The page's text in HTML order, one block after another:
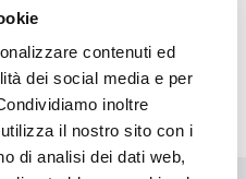
contenuti ed
dei social media e per
inoltre
il nostro sito con i
di analisi dei dati web,
2,728